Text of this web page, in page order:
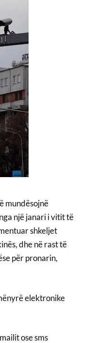
mundësojnë
një janari i vitit të
shkeljet
dhe në rast të
për pronarin,
elektronike
ose sms